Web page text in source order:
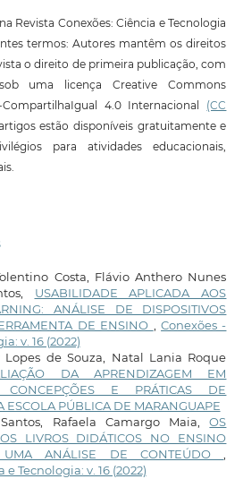
Revista Conexões: Ciência e Tecnologia
termos: Autores mantêm os direitos
o direito de primeira publicação, com
uma licença Creative Commons
CompartilhaIgual 4.0 Internacional (CC
estão disponíveis gratuitamente e
para atividades educacionais,
Costa, Flávio Anthero Nunes
USABILIDADE APLICADA AOS
ANÁLISE DE DISPOSITIVOS
DE ENSINO
,Conexões -
v. 16 (2022)
Lopes de Souza, Natal Lania Roque
DA APRENDIZAGEM EM
CONCEPÇÕES E PRÁTICAS DE
ESCOLA PÚBLICA DE MARANGUAPE
Rafaela Camargo Maia,OS
LIVROS DIDÁTICOS NO ENSINO
UMA ANÁLISE DE CONTEÚDO
Tecnologia: v. 16 (2022)